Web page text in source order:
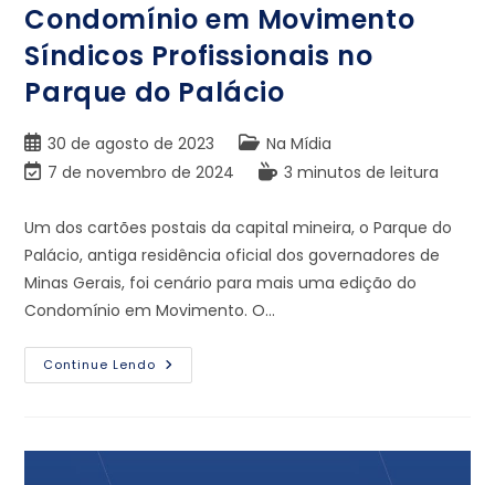
Condomínio em Movimento
Síndicos Profissionais no
Parque do Palácio
30 de agosto de 2023
Na Mídia
7 de novembro de 2024
3 minutos de leitura
Um dos cartões postais da capital mineira, o Parque do
Palácio, antiga residência oficial dos governadores de
Minas Gerais, foi cenário para mais uma edição do
Condomínio em Movimento. O…
Continue Lendo